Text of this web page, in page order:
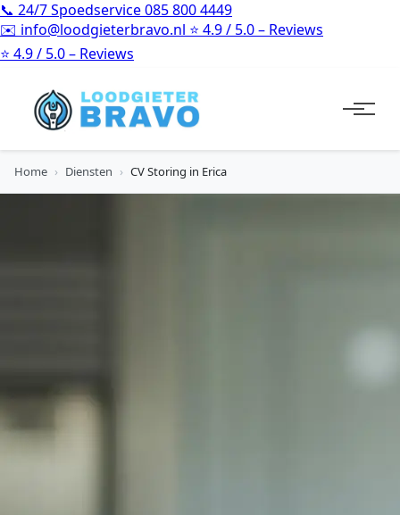
📞 24/7 Spoedservice085 800 4449
✉️ info@loodgieterbravo.nl ⭐ 4.9 / 5.0 – Reviews
⭐ 4.9 / 5.0 – Reviews
Home › Diensten › CV Storing in Erica